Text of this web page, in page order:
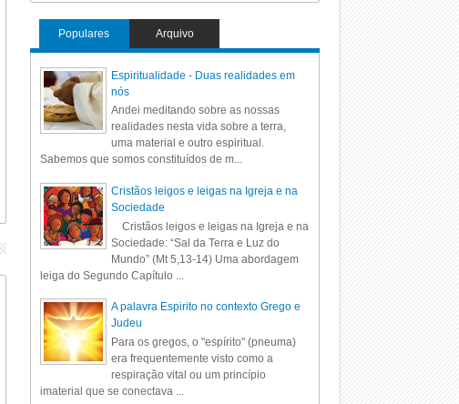
Populares Arquivo
Espiritualidade - Duas realidades em
nós
Andei meditando sobre as nossas
realidades nesta vida sobre a terra,
uma material e outro espiritual.
Sabemos que somos constituídos de m...
Cristãos leigos e leigas na Igreja e na
Sociedade
Cristãos leigos e leigas na Igreja e na
Sociedade: “Sal da Terra e Luz do
Mundo” (Mt 5,13-14) Uma abordagem
leiga do Segundo Capítulo ...
A palavra Espirito no contexto Grego e
Judeu
Para os gregos, o "espírito" (pneuma)
era frequentemente visto como a
respiração vital ou um princípio
imaterial que se conectava ...